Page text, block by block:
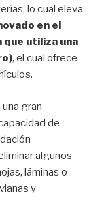
lo cual eleva
en el
utiliza una
, el cual ofrece
gran
de
algunos
láminas o
y